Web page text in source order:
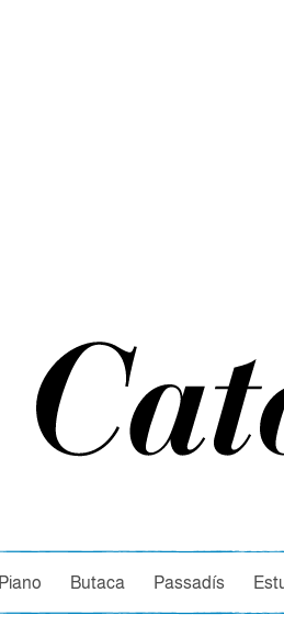
Piano Butaca Passadís